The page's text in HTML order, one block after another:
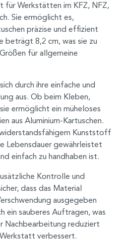
für Werkstätten im KFZ, NFZ,
Sie ermöglicht es,
präzise und effizient
beträgt 8,2 cm, was sie zu
für allgemeine
durch ihre einfache und
aus. Ob beim Kleben,
ermöglicht ein müheloses
aus Aluminium-Kartuschen.
Kunststoff
Lebensdauer gewährleistet
einfach zu handhaben ist.
Kontrolle und
dass das Material
ausgegeben
ein sauberes Auftragen, was
Nachbearbeitung reduziert
verbessert.